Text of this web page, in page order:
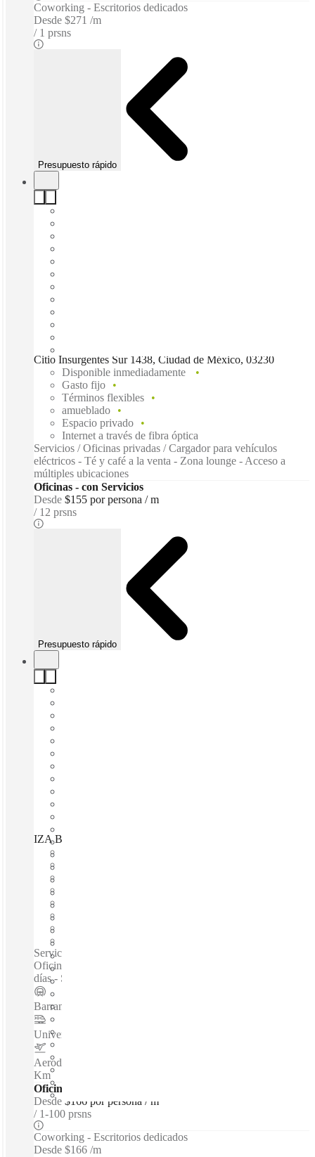
Coworking - Escritorios dedicados
Desde $271 /m
1 prsns
Presupuesto rápido
Citio Insurgentes Sur 1438, Ciudad de México, 03230
Disponible inmediadamente
Gasto fijo
Términos flexibles
amueblado
Espacio privado
Internet a través de fibra óptica
Servicios / Oficinas privadas / Cargador para vehículos
eléctricos - Té y café a la venta - Zona lounge - Acceso a
múltiples ubicaciones
Oficinas - con Servicios
Desde $155 por persona / m
12 prsns
Presupuesto rápido
IZA BC Portal San Ángel Revolución, Mexico City, 01040
Servicios / Oficinas privadas / Espacios de coworking /
Oficinas virtuales /Salas de Reuniones - Acceso 24 horas 365
días - Seguridad las 24 horas al día - Aparcamiento
Barranca del Muerto
Universidad
Aerodromo Mexiquense Doctor Jorge Jiménez Cantu
Km
Oficinas - con Servicios
Desde $166 por persona / m
1-100 prsns
Coworking - Escritorios dedicados
Desde $166 /m